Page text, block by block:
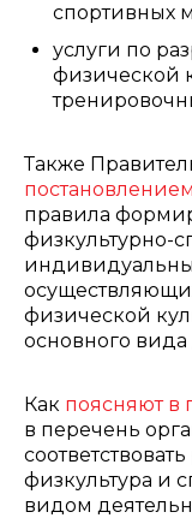
спортивных
услуги по
физической
Также
постановлением
правила
физкультурно-
физической
основного вида
Как поясняют в
в перечень
физкультура и
видом